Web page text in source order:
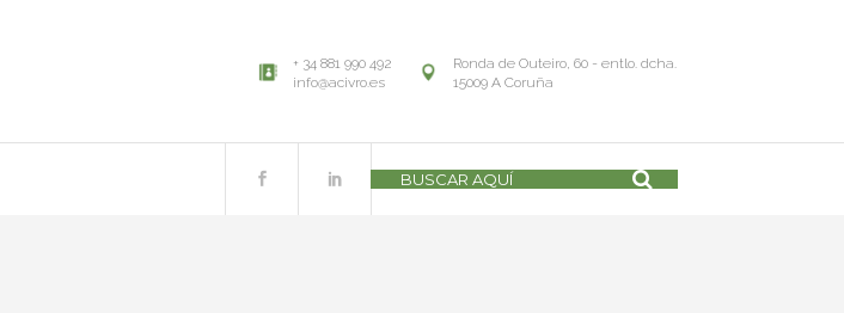
+ 34 881 990 492
info@acivro.es
Ronda de Outeiro, 60 - entlo. dcha.
15009 A Coruña